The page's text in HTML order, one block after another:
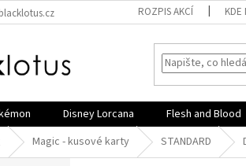
ROZPIS AKCÍ KDE
Disney Lorcana Flesh and Blood
Magic - kusové karty STANDARD